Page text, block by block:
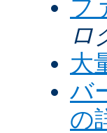
フ
ロ
大
バ
の